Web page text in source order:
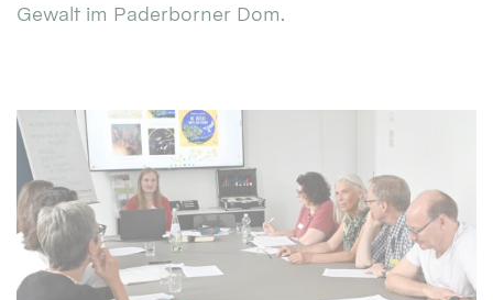
Gewalt im Paderborner Dom.